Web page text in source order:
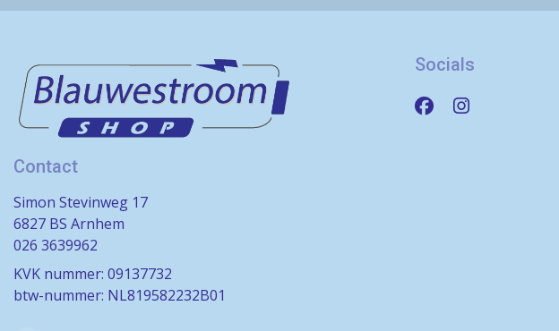
Contact
Simon Stevinweg 17
6827 BS Arnhem
026 3639962
KVK nummer: 09137732
btw-nummer: NL819582232B01
Socials